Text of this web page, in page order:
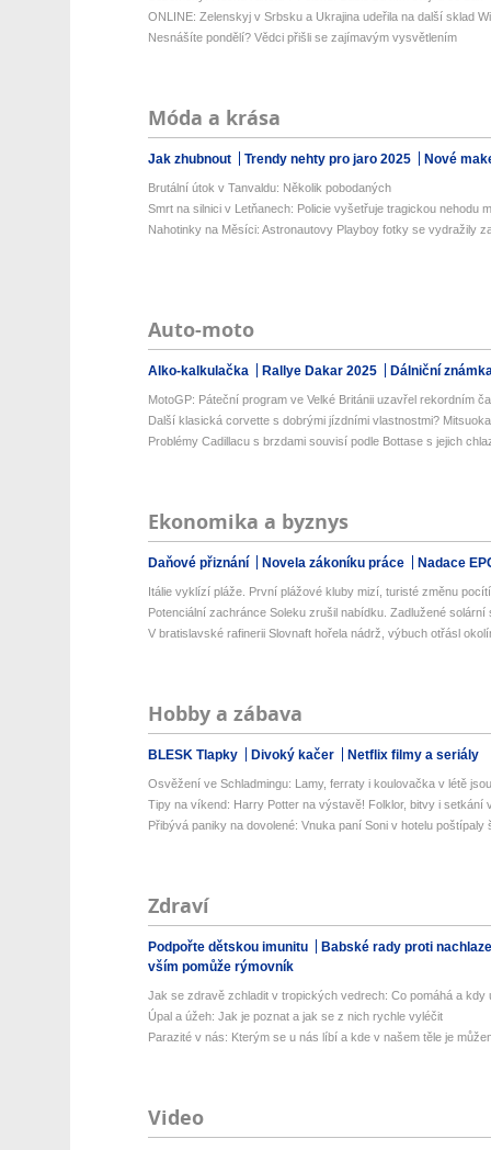
ONLINE: Zelenskyj v Srbsku a Ukrajina udeřila na další sklad
Nesnášíte pondělí? Vědci přišli se zajímavým vysvětlením
Móda a krása
Jak zhubnout Trendy nehty pro jaro 2025 Nové
Brutální útok v Tanvaldu: Několik pobodaných
Smrt na silnici v Letňanech: Policie vyšetřuje tragickou nehodu
Nahotinky na Měsíci: Astronautovy Playboy fotky se vydražily
Auto-moto
Alko-kalkulačka Rallye Dakar 2025 Dálniční
MotoGP: Páteční program ve Velké Británii uzavřel rekordním
Další klasická corvette s dobrými jízdními vlastnostmi?
Problémy Cadillacu s brzdami souvisí podle Bottase s jejich
Ekonomika a byznys
Daňové přiznání Novela zákoníku práce Nadace
Itálie vyklízí pláže. První plážové kluby mizí, turisté změnu
Potenciální zachránce Soleku zrušil nabídku. Zadlužené solární
V bratislavské rafinerii Slovnaft hořela nádrž, výbuch otřásl
Hobby a zábava
BLESK Tlapky Divoký kačer Netflix filmy a seriály
Osvěžení ve Schladmingu: Lamy, ferraty i koulovačka v létě
Tipy na víkend: Harry Potter na výstavě! Folklor, bitvy i setkání
Přibývá paniky na dovolené: Vnuka paní Soni v hotelu poštípaly
Zdraví
Podpořte dětskou imunitu
Babské rady proti
vším pomůže rýmovník
Jak se zdravě zchladit v tropických vedrech: Co pomáhá a kdy
Úpal a úžeh: Jak je poznat a jak se z nich rychle vyléčit
Parazité v nás: Kterým se u nás líbí a kde v našem těle je
Video